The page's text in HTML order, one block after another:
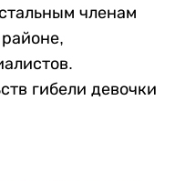
членам
гибели девочки